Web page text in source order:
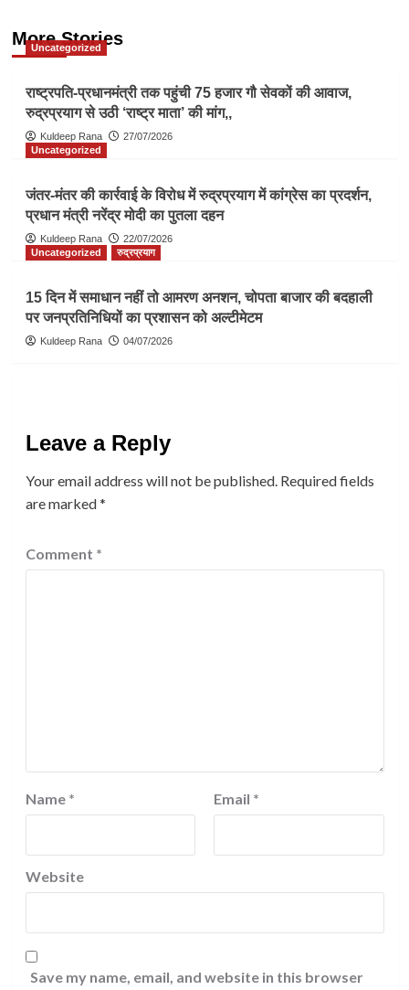
More Stories
Uncategorized
राष्ट्रपति-प्रधानमंत्री तक पहुंची 75 हजार गौ सेवकों की आवाज,
रुद्रप्रयाग से उठी ‘राष्ट्र माता’ की मांग,,
Kuldeep Rana
27/07/2026
Uncategorized
जंतर-मंतर की कार्रवाई के विरोध में रुद्रप्रयाग में कांग्रेस का प्रदर्शन,
प्रधान मंत्री नरेंद्र मोदी का पुतला दहन
Kuldeep Rana
22/07/2026
Uncategorized
रुद्रप्रयाग
15 दिन में समाधान नहीं तो आमरण अनशन, चोपता बाजार की बदहाली
पर जनप्रतिनिधियों का प्रशासन को अल्टीमेटम
Kuldeep Rana 04/07/2026
Leave a Reply
Your email address will not be published. Required fields
are marked*
Comment *
Name * Email *
Website
Save my name, email, and website in this browser